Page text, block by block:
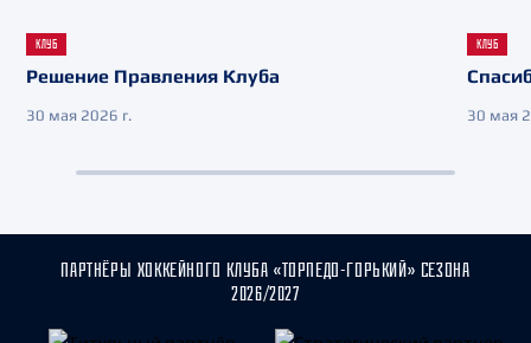
КЛУБ
Решение Правления Клуба
30 мая 2026 г.
КЛУБ
30 мая
ПАРТНЁРЫ ХОККЕЙНОГО КЛУБА «ТОРПЕДО-ГОРЬКИЙ» СЕЗОНА
2026/2027